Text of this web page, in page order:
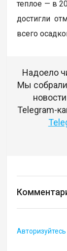
теплое — в
достигли
всего
Надоело
Мы
Telegram-
Авторизуйтесь